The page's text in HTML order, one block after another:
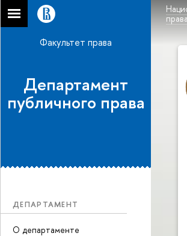
Факультет права
Департамент
публичного права
ДЕПАРТАМЕНТ
О департаменте